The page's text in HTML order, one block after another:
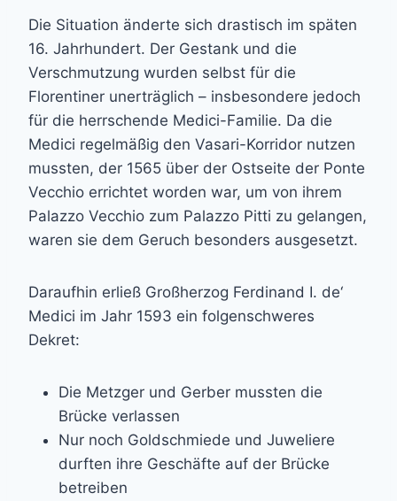
Die Situation änderte sich drastisch im späten
16. Jahrhundert. Der Gestank und die
Verschmutzung wurden selbst für die
Florentiner unerträglich – insbesondere jedoch
für die herrschende Medici-Familie. Da die
Medici regelmäßig den Vasari-Korridor nutzen
mussten, der 1565 über der Ostseite der Ponte
Vecchio errichtet worden war, um von ihrem
Palazzo Vecchio zum Palazzo Pitti zu gelangen,
waren sie dem Geruch besonders ausgesetzt.
Daraufhin erließ Großherzog Ferdinand I. de‘
Medici im Jahr 1593 ein folgenschweres
Dekret:
Die Metzger und Gerber mussten die
Brücke verlassen
Nur noch Goldschmiede und Juweliere
durften ihre Geschäfte auf der Brücke
betreiben